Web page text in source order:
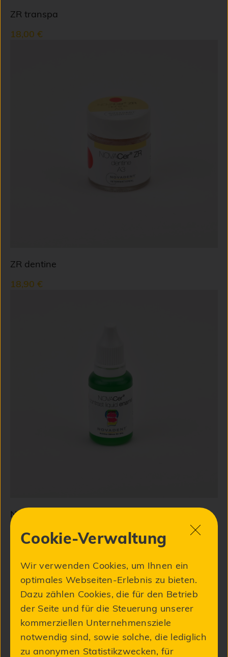
ZR transpa
18,00 €
ZR dentine
18,90 €
NovaCer®contrast liquid 20 ml
8,90 €
Cookie-Verwaltung
Wir verwenden Cookies, um Ihnen ein
optimales Webseiten-Erlebnis zu bieten.
Dazu zählen Cookies, die für den Betrieb
der Seite und für die Steuerung unserer
kommerziellen Unternehmensziele
notwendig sind, sowie solche, die lediglich
zu anonymen Statistikzwecken, für